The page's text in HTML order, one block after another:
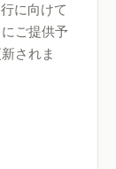
に向けて
ご提供予
されま